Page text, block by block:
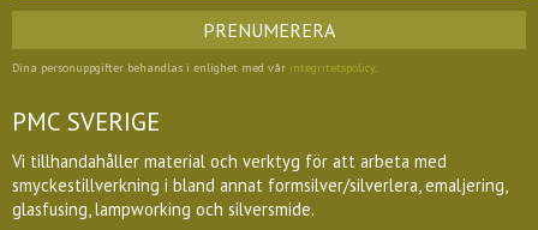
PRENUMERERA
Dina personuppgifter behandlas i enlighet med vår integritetspolicy.
PMC SVERIGE
Vi tillhandahåller material och verktyg för att arbeta med
smyckestillverkning i bland annat formsilver/silverlera, emaljering,
glasfusing, lampworking och silversmide.